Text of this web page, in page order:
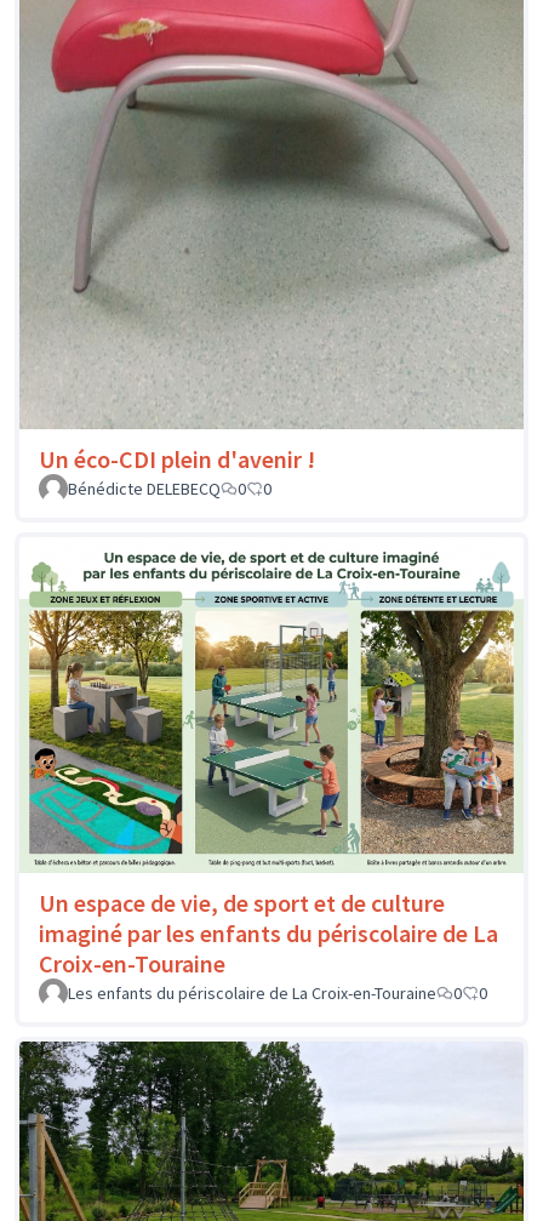
Un éco-CDI plein d'avenir !
Bénédicte DELEBECQ 0 0
Un espace de vie, de sport et de culture
imaginé par les enfants du périscolaire de La
Croix-en-Touraine
Les enfants du périscolaire de La Croix-en-Touraine 0 0